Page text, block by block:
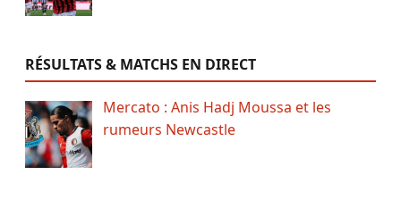
RÉSULTATS & MATCHS EN DIRECT
Mercato : Anis Hadj Moussa et les
rumeurs Newcastle